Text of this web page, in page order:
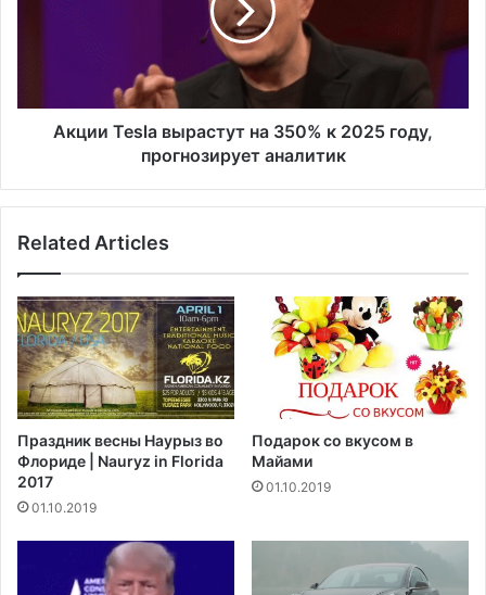
е
у
о
т
в
е
т
ы
п
о
с
л
l
с
т
н
а
3
5
%
к
0
2
Акции Tesla вырастут на 350% к 2025 году,
прогнозирует аналитик
Related Articles
Праздник весны Наурыз во
Флориде | Nauryz in Florida
2017
01.10.2019
Подарок со вкусом в
Майами
01.10.2019